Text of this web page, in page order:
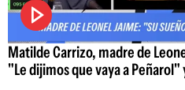
Matilde Carrizo, madre de
"Le dijimos que vaya a